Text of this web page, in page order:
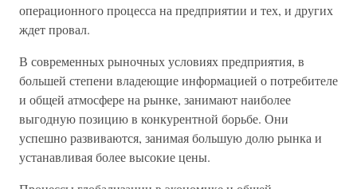
операционного процесса на предприятии и тех, и других
ждет провал.
В современных рыночных условиях предприятия, в
большей степени владеющие информацией о потребителе
и общей атмосфере на рынке, занимают наиболее
выгодную позицию в конкурентной борьбе. Они
успешно развиваются, занимая большую долю рынка и
устанавливая более высокие цены.